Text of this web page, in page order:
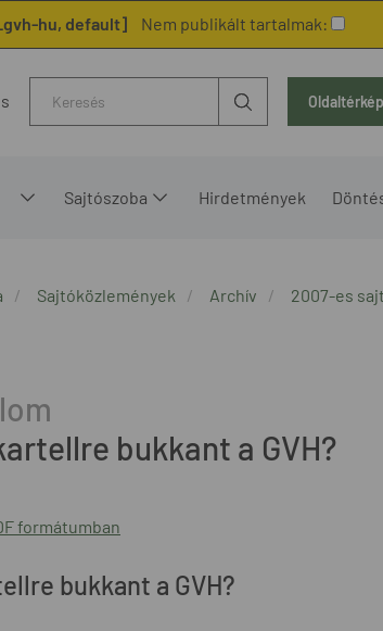
hu, default] Nem publikált tartalmak:
Oldaltérkép
Sajtószoba Hirdetmények
Sajtóközlemények Archív 2007-es
bukkant a GVH?
formátumban
bukkant a GVH?